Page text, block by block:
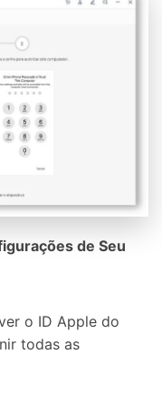
Dr.Fone
de Seu
o ID Apple do
todas as